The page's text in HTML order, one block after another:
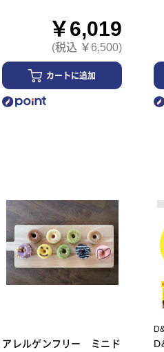
￥6,019
(税込 ￥6,500)
カートに追加
アレルゲンフリー ミニド